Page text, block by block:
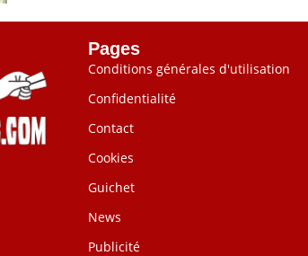
Pages
Conditions générales d'utilisation
Confidentialité
Contact
Cookies
Guichet
News
Publicité